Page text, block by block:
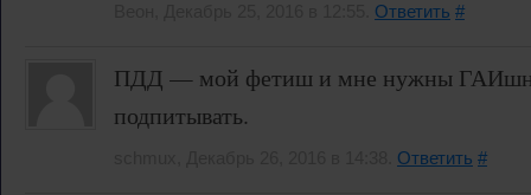
Ответить #
ПДД — мой фетиш и мне нужны
подпитывать.
Ответить #